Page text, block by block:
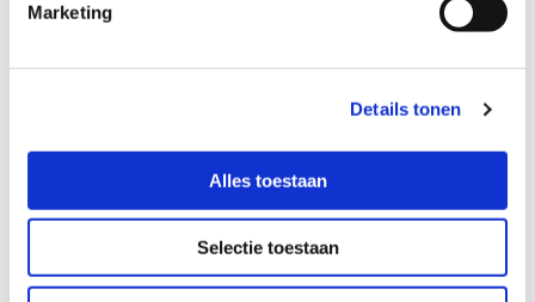
Marketing
Details tonen
Alles toestaan
Selectie toestaan
Dave Constructions is aangesloten
bij: